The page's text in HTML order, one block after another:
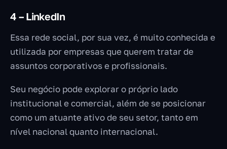
4 – LinkedIn
Essa rede social, por sua vez, é muito conhecida e
utilizada por empresas que querem tratar de
assuntos corporativos e profissionais.
Seu negócio pode explorar o próprio lado
institucional e comercial, além de se posicionar
como um atuante ativo de seu setor, tanto em
nível nacional quanto internacional.